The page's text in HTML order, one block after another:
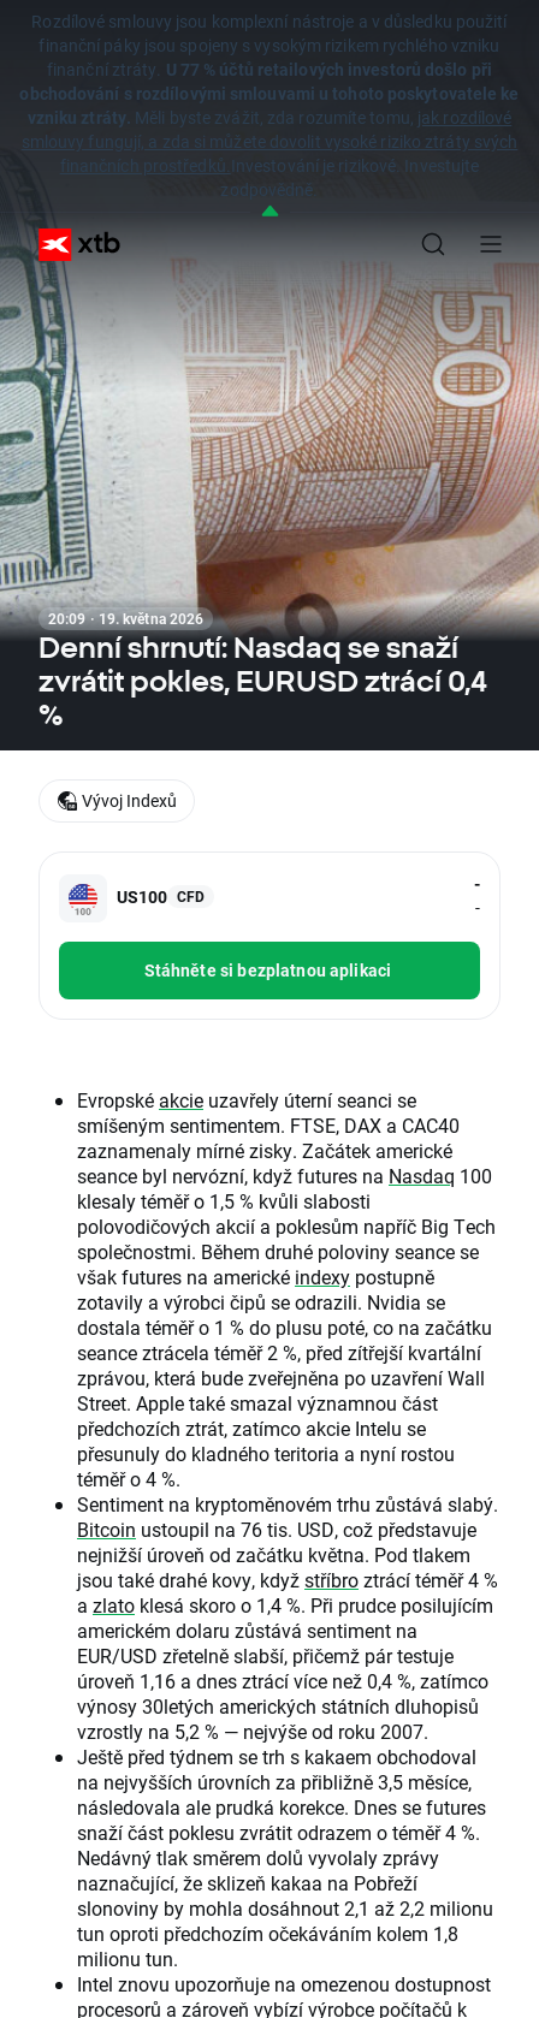
Rozdílové smlouvy jsou komplexní nástroje a v důsledku použití
finanční páky jsou spojeny s vysokým rizikem rychlého vzniku
finanční ztráty. U 77 % účtů retailových investorů došlo při
obchodování s rozdílovými smlouvami u tohoto poskytovatele ke
vzniku ztráty. Měli byste zvážit, zda rozumíte tomu, jak rozdílové
smlouvy fungují, a zda si můžete dovolit vysoké riziko ztráty svých
finančních prostředků. Investování je rizikové. Investujte
zodpovědně.
20:09 · 19. května 2026
Denní shrnutí: Nasdaq se snaží
zvrátit pokles, EURUSD ztrácí 0,4
%
US100 CFD
-
-
Stáhněte si bezplatnou aplikaci
Evropské akcie uzavřely úterní seanci se
smíšeným sentimentem. FTSE, DAX a CAC40
zaznamenaly mírné zisky. Začátek americké
seance byl nervózní, když futures na Nasdaq 100
klesaly téměř o 1,5 % kvůli slabosti
polovodičových akcií a poklesům napříč Big Tech
společnostmi. Během druhé poloviny seance se
však futures na americké indexy postupně
zotavily a výrobci čipů se odrazili. Nvidia se
dostala téměř o 1 % do plusu poté, co na začátku
seance ztrácela téměř 2 %, před zítřejší kvartální
zprávou, která bude zveřejněna po uzavření Wall
Street. Apple také smazal významnou část
předchozích ztrát, zatímco akcie Intelu se
přesunuly do kladného teritoria a nyní rostou
téměř o 4 %.
Sentiment na kryptoměnovém trhu zůstává slabý.
Bitcoin ustoupil na 76 tis. USD, což představuje
nejnižší úroveň od začátku května. Pod tlakem
jsou také drahé kovy, kdyžstříbroztrácí téměř 4 %
a zlato klesá skoro o 1,4 %. Při prudce posilujícím
americkém dolaru zůstává sentiment na
EUR/USD zřetelně slabší, přičemž pár testuje
úroveň 1,16 a dnes ztrácí více než 0,4 %, zatímco
výnosy 30letých amerických státních dluhopisů
vzrostly na 5,2 % — nejvýše od roku 2007.
Ještě před týdnem se trh s kakaem obchodoval
na nejvyšších úrovních za přibližně 3,5 měsíce,
následovala ale prudká korekce. Dnes se futures
snaží část poklesu zvrátit odrazem o téměř 4 %.
Nedávný tlak směrem dolů vyvolaly zprávy
naznačující, že sklizeň kakaa na Pobřeží
slonoviny by mohla dosáhnout 2,1 až 2,2 milionu
tun oproti předchozím očekáváním kolem 1,8
milionu tun.
Intel znovu upozorňuje na omezenou dostupnost
procesorů a zároveň vybízí výrobce počítačů k
Vývoj Indexů